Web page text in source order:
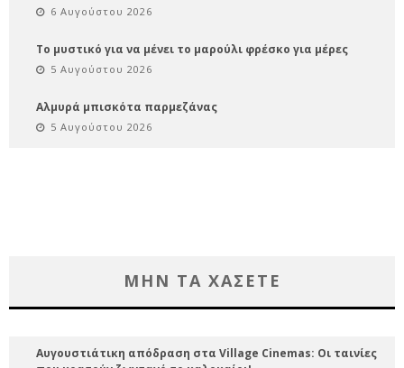
6 Αυγούστου 2026
Το μυστικό για να μένει το μαρούλι φρέσκο για μέρες
5 Αυγούστου 2026
Αλμυρά μπισκότα παρμεζάνας
5 Αυγούστου 2026
ΜΗΝ ΤΑ ΧΑΣΕΤΕ
Αυγουστιάτικη απόδραση στα Village Cinemas: Οι ταινίες